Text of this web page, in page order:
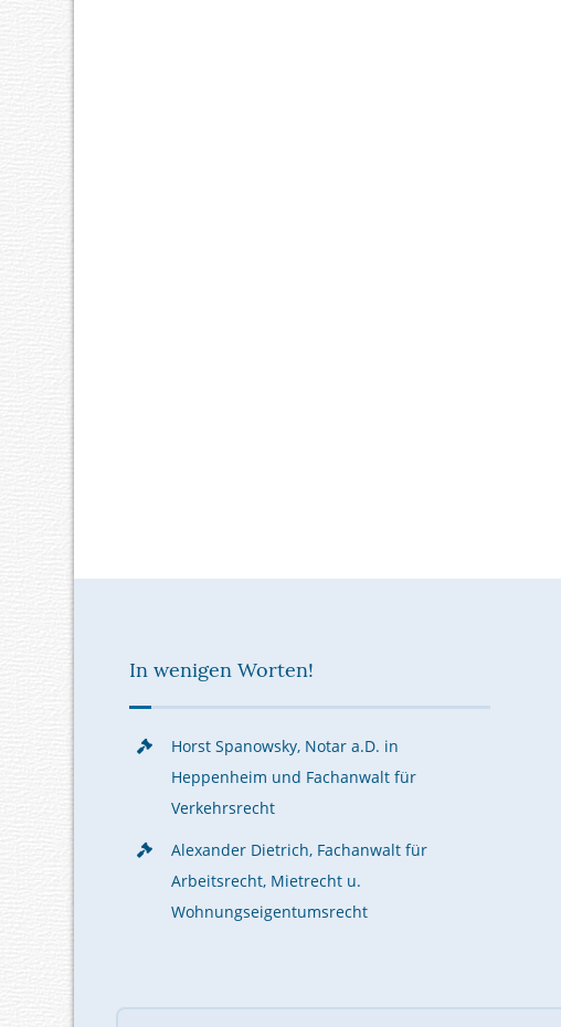
In wenigen Worten!
Horst Spanowsky, Notar a.D. in
Heppenheim und Fachanwalt für
Verkehrsrecht
Alexander Dietrich, Fachanwalt für
Arbeitsrecht, Mietrecht u.
Wohnungseigentumsrecht